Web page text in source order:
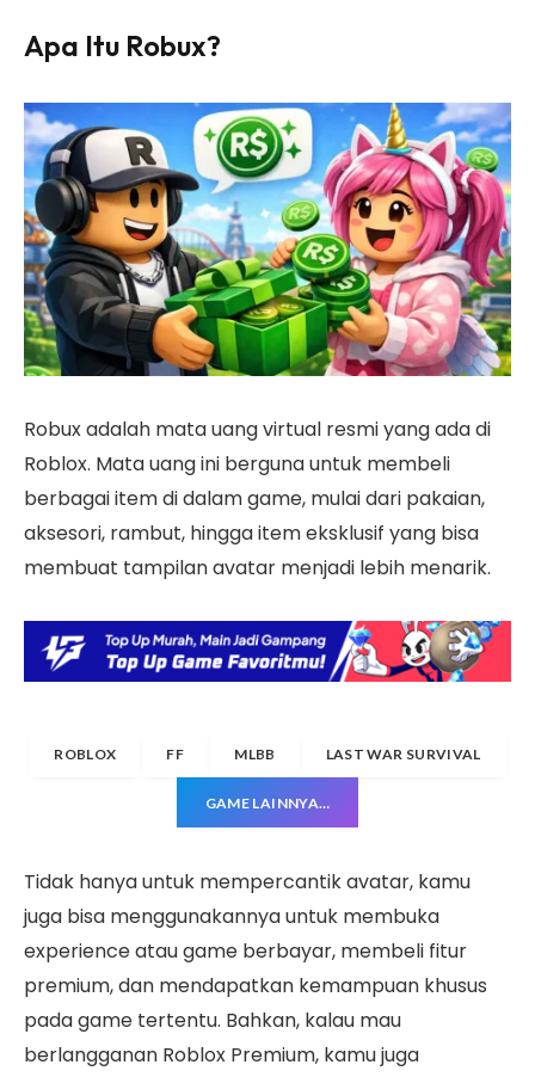
Apa Itu Robux?
Robux adalah mata uang virtual resmi yang ada di
Roblox. Mata uang ini berguna untuk membeli
berbagai item di dalam game, mulai dari pakaian,
aksesori, rambut, hingga item eksklusif yang bisa
membuat tampilan avatar menjadi lebih menarik.
ROBLOX FF MLBB LAST WAR SURVIVAL
GAME LAINNYA…
Tidak hanya untuk mempercantik avatar, kamu
juga bisa menggunakannya untuk membuka
experience atau game berbayar, membeli fitur
premium, dan mendapatkan kemampuan khusus
pada game tertentu. Bahkan, kalau mau
berlangganan Roblox Premium, kamu juga